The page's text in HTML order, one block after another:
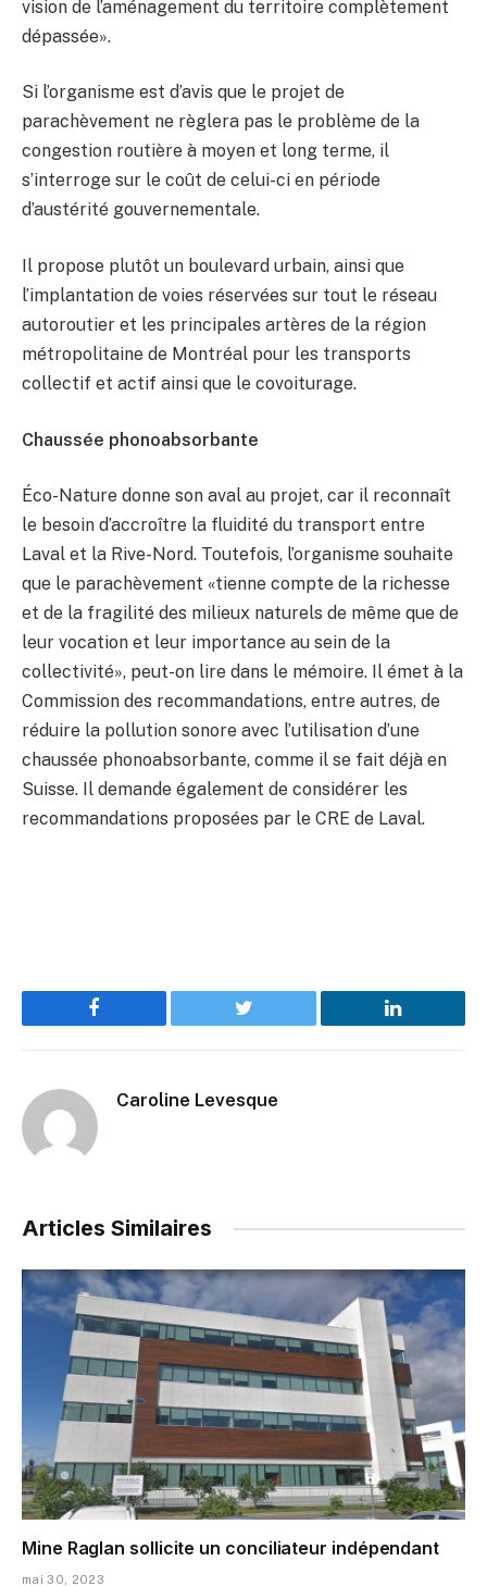
vision de l’aménagement du territoire complètement
dépassée».
Si l’organisme est d’avis que le projet de
parachèvement ne règlera pas le problème de la
congestion routière à moyen et long terme, il
s’interroge sur le coût de celui-ci en période
d’austérité gouvernementale.
Il propose plutôt un boulevard urbain, ainsi que
l’implantation de voies réservées sur tout le réseau
autoroutier et les principales artères de la région
métropolitaine de Montréal pour les transports
collectif et actif ainsi que le covoiturage.
Chaussée phonoabsorbante
Éco-Nature donne son aval au projet, car il reconnaît
le besoin d’accroître la fluidité du transport entre
Laval et la Rive-Nord. Toutefois, l’organisme souhaite
que le parachèvement «tienne compte de la richesse
et de la fragilité des milieux naturels de même que de
leur vocation et leur importance au sein de la
collectivité», peut-on lire dans le mémoire. Il émet à la
Commission des recommandations, entre autres, de
réduire la pollution sonore avec l’utilisation d’une
chaussée phonoabsorbante, comme il se fait déjà en
Suisse. Il demande également de considérer les
recommandations proposées par le CRE de Laval.
Facebook Twitter LinkedIn
Caroline Levesque
Articles Similaires
Mine Raglan sollicite un conciliateur indépendant
mai 30, 2023